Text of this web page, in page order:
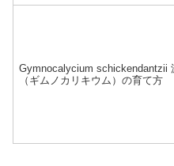
Gymnocalycium schickendantzii
（ギムノカリキウム）の育て方